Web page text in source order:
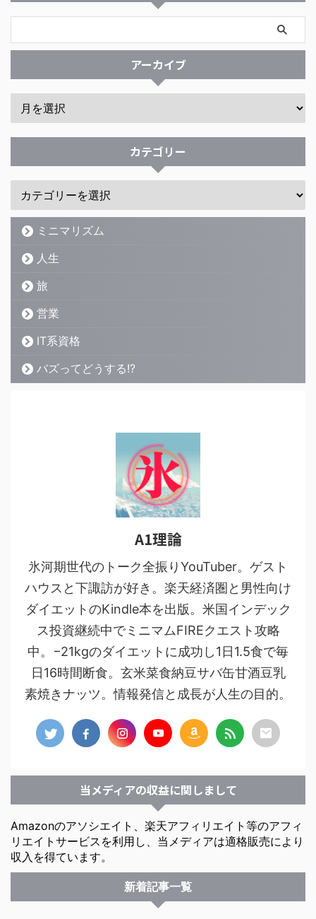
アーカイブ
カテゴリー
ミニマリズム
人生
旅
営業
IT系資格
バズってどうする!?
A1理論
氷河期世代のトーク全振りYouTuber。ゲスト
ハウスと下諏訪が好き。楽天経済圏と男性向け
ダイエットのKindle本を出版。米国インデック
ス投資継続中でミニマムFIREクエスト攻略
中。−21kgのダイエットに成功し1日1.5食で毎
日16時間断食。玄米菜食納豆サバ缶甘酒豆乳
素焼きナッツ。情報発信と成長が人生の目的。
当メディアの収益に関しまして
Amazonのアソシエイト、楽天アフィリエイト等のアフィ
リエイトサービスを利用し、当メディアは適格販売により
収入を得ています。
新着記事一覧